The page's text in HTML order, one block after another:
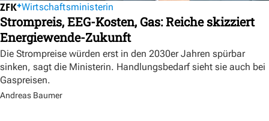
Wirtschaftsministerin
Strompreis, EEG-Kosten, Gas: Reiche skizziert
Energiewende-Zukunft
Die Strompreise würden erst in den 2030er Jahren spürbar
sinken, sagt die Ministerin. Handlungsbedarf sieht sie auch bei
Gaspreisen.
Andreas Baumer